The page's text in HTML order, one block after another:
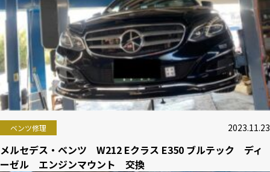
ベンツ修理 2023.11.23
メルセデス・ベンツ W212 Eクラス E350 ブルテック ディ
ーゼル エンジンマウント 交換